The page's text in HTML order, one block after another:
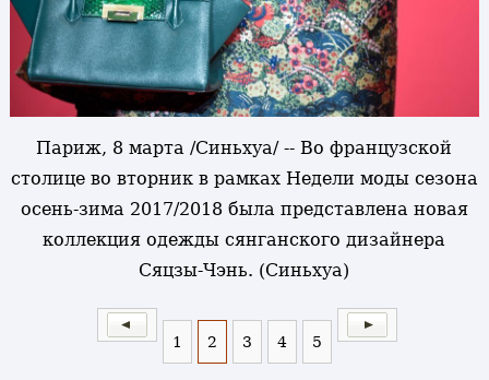
Париж, 8 марта /Синьхуа/ -- Во французской
столице во вторник в рамках Недели моды сезона
осень-зима 2017/2018 была представлена новая
коллекция одежды сянганского дизайнера
Сяцзы-Чэнь. (Синьхуа)
1 2 3 4 5